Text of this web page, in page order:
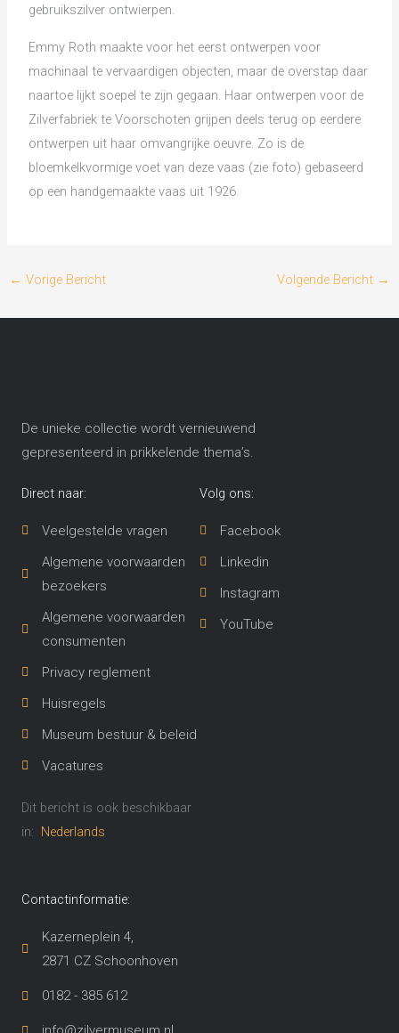
gebruikszilver ontwierpen.
Emmy Roth maakte voor het eerst ontwerpen voor
machinaal te vervaardigen objecten, maar de overstap daar
naartoe lijkt soepel te zijn gegaan. Haar ontwerpen voor de
Zilverfabriek te Voorschoten grijpen deels terug op eerdere
ontwerpen uit haar omvangrijke oeuvre. Zo is de
bloemkelkvormige voet van deze vaas (zie foto) gebaseerd
op een handgemaakte vaas uit 1926.
← Vorige Bericht Volgende Bericht →
De unieke collectie wordt vernieuwend
gepresenteerd in prikkelende thema’s​.
Direct naar:
Veelgestelde vragen
Algemene voorwaarden
bezoekers
Algemene voorwaarden
consumenten
Privacy reglement
Huisregels
Museum bestuur & beleid
Vacatures
Dit bericht is ook beschikbaar
in: Nederlands
Volg ons:
Facebook
Linkedin
Instagram
YouTube
Contactinformatie:
Kazerneplein 4,
2871 CZ Schoonhoven​
0182 - 385 612